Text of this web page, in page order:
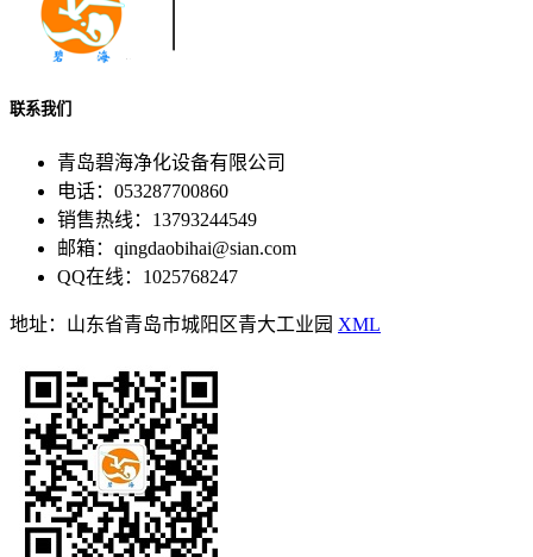
联系我们
青岛碧海净化设备有限公司
电话：053287700860
销售热线：13793244549
邮箱：qingdaobihai@sian.com
QQ在线：1025768247
地址：山东省青岛市城阳区青大工业园 XML